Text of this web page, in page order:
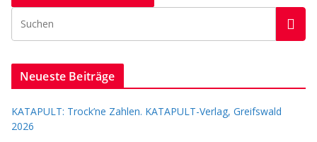
Neueste Beiträge
KATAPULT: Trock’ne Zahlen. KATAPULT-Verlag, Greifswald
2026